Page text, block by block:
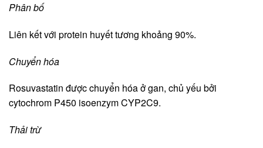
Phân bố
Liên kết với protein huyết tương khoảng 90%.
Chuyển hóa
Rosuvastatin được chuyển hóa ở gan, chủ yếu bởi
cytochrom P450 isoenzym CYP2C9.
Thải trừ